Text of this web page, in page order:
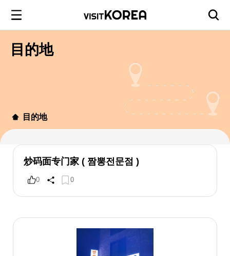
目的地
目的地
炒码面专门家 ( 짬뽕전문점 )
0 0